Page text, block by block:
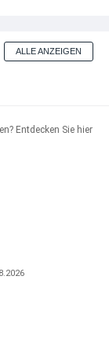
ALLE ANZEIGEN
Entdecken Sie hier